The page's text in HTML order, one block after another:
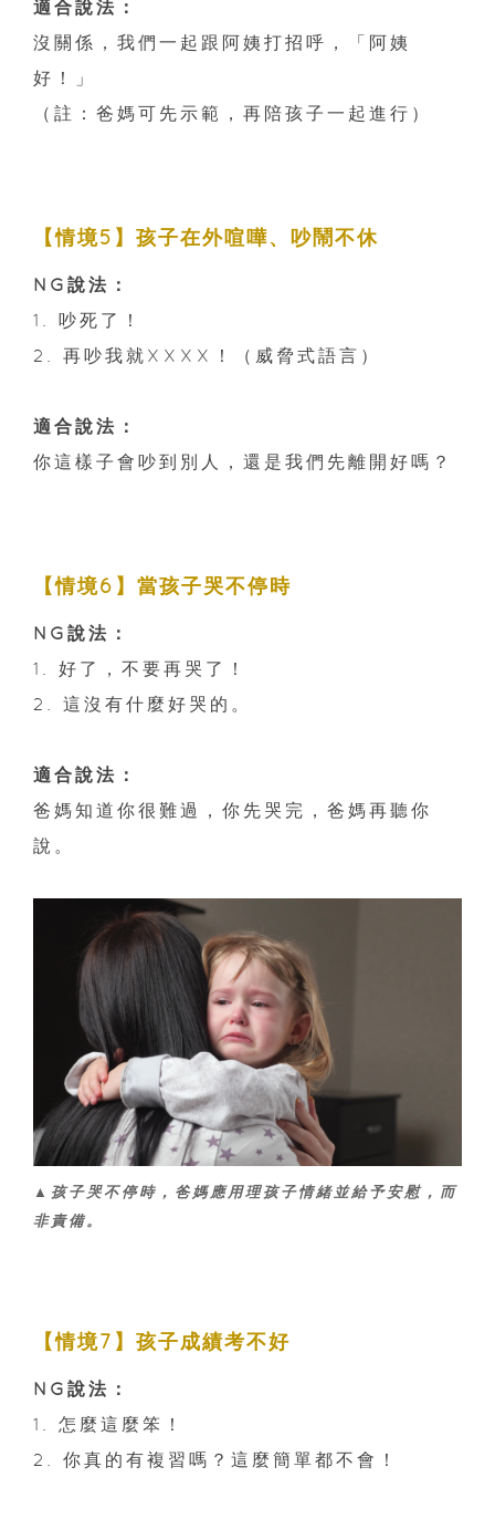
適合說法：
沒關係，我們一起跟阿姨打招呼，「阿姨
好！」
（註：爸媽可先示範，再陪孩子一起進行）
【情境5】孩子在外喧嘩、吵鬧不休
NG說法：
1. 吵死了！
2. 再吵我就XXXX！（威脅式語言）
適合說法：
你這樣子會吵到別人，還是我們先離開好嗎？
【情境6】當孩子哭不停時
NG說法：
1. 好了，不要再哭了！
2. 這沒有什麼好哭的。
適合說法：
爸媽知道你很難過，你先哭完，爸媽再聽你
說。
▲孩子哭不停時，爸媽應用理孩子情緒並給予安慰，而
非責備。
【情境7】孩子成績考不好
NG說法：
1. 怎麼這麼笨！
2. 你真的有複習嗎？這麼簡單都不會！